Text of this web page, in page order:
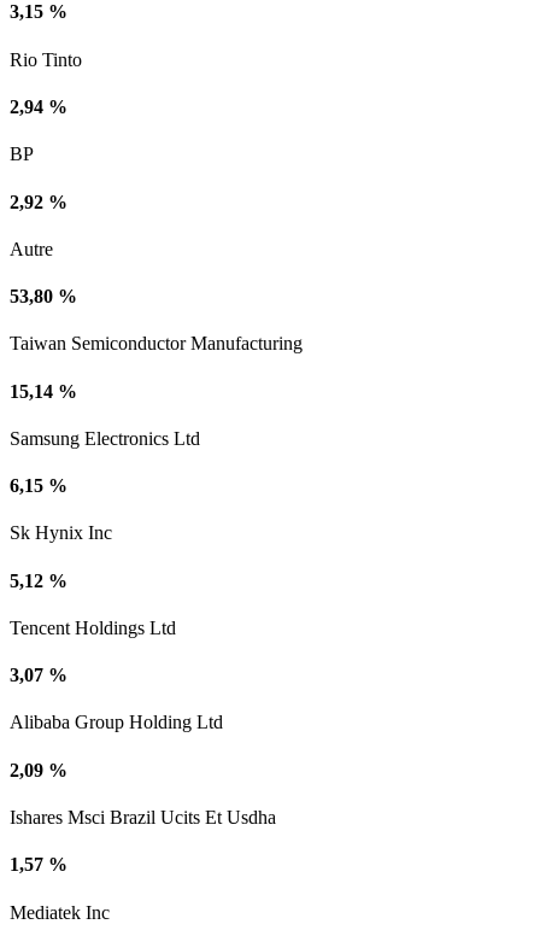
3,15 %
Rio Tinto
2,94 %
BP
2,92 %
Autre
53,80 %
Taiwan Semiconductor Manufacturing
15,14 %
Samsung Electronics Ltd
6,15 %
Sk Hynix Inc
5,12 %
Tencent Holdings Ltd
3,07 %
Alibaba Group Holding Ltd
2,09 %
Ishares Msci Brazil Ucits Et Usdha
1,57 %
Mediatek Inc